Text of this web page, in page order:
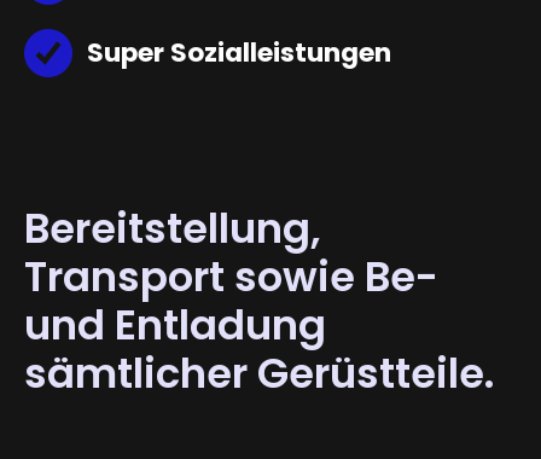
Super Sozialleistungen
Bereit­stellung,
Transport sowie Be-
und Entladung
sämtlicher Gerüst­teile.